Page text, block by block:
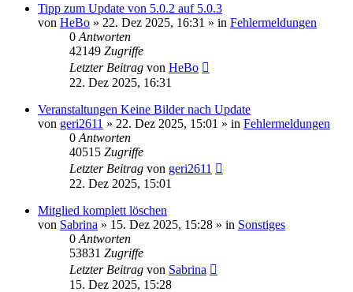
Tipp zum Update von 5.0.2 auf 5.0.3
von HeBo » 22. Dez 2025, 16:31 » in Fehlermeldungen
0 Antworten
42149 Zugriffe
Letzter Beitrag von HeBo
22. Dez 2025, 16:31
Veranstaltungen Keine Bilder nach Update
von geri2611 » 22. Dez 2025, 15:01 » in Fehlermeldungen
0 Antworten
40515 Zugriffe
Letzter Beitrag von geri2611
22. Dez 2025, 15:01
Mitglied komplett löschen
von Sabrina » 15. Dez 2025, 15:28 » in Sonstiges
0 Antworten
53831 Zugriffe
Letzter Beitrag von Sabrina
15. Dez 2025, 15:28